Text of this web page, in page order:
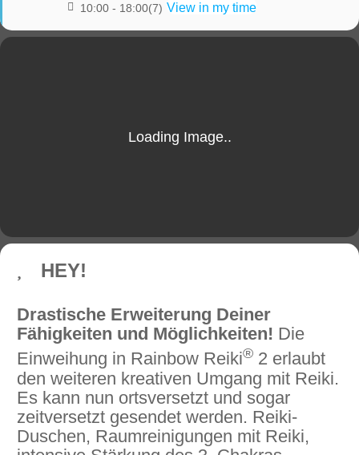
10:00 - 18:00(7) View in my time
HEY!
Drastische Erweiterung Deiner
Fähigkeiten und Möglichkeiten! Die
Einweihung in Rainbow Reiki® 2 erlaubt
den weiteren kreativen Umgang mit Reiki.
Es kann nun ortsversetzt und sogar
zeitversetzt gesendet werden. Reiki-
Duschen, Raumreinigungen mit Reiki,